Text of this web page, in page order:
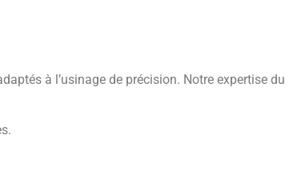
à l’usinage de précision. Notre expertise du